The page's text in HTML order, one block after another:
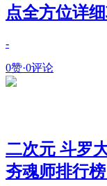
点全方位详
-
0赞·0评论
二次元 斗罗
夯魂师排行